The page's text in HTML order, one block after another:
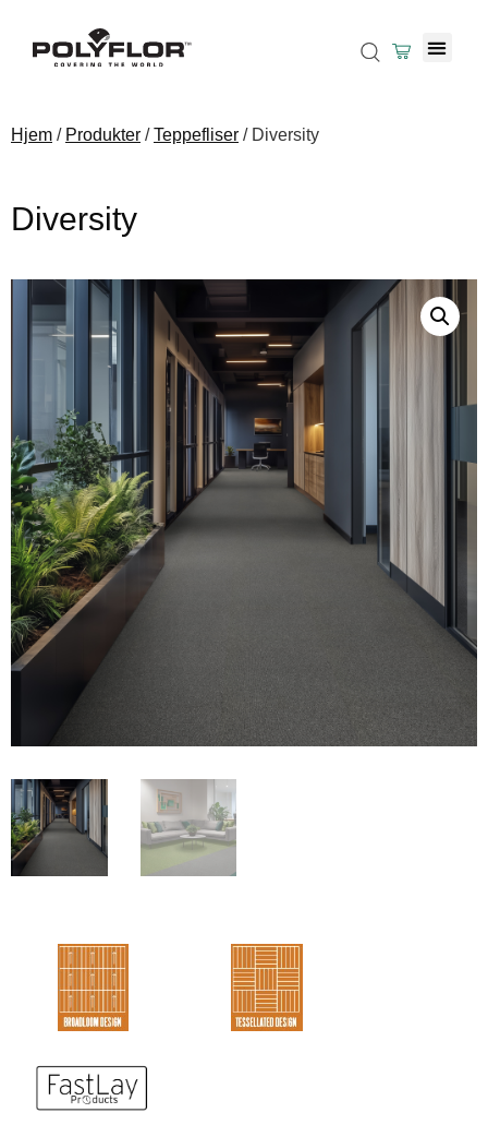
Hjem / Produkter /Teppefliser / Diversity
Diversity